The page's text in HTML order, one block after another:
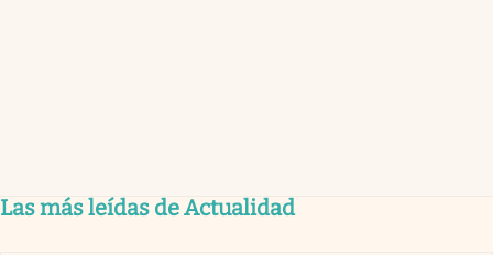
Las más leídas de Actualidad